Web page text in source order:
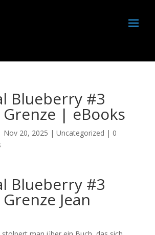
Blueberry #3
| eBooks
Nov 20, 2025 | Uncategorized | 0
Blueberry #3
Jean